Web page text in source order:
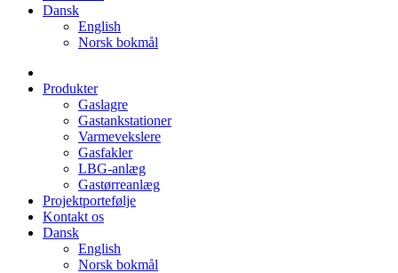
Dansk
English
Norsk bokmål
Produkter
Gaslagre
Gastankstationer
Varmevekslere
Gasfakler
LBG-anlæg
Gastørreanlæg
Projektportefølje
Kontakt os
Dansk
English
Norsk bokmål